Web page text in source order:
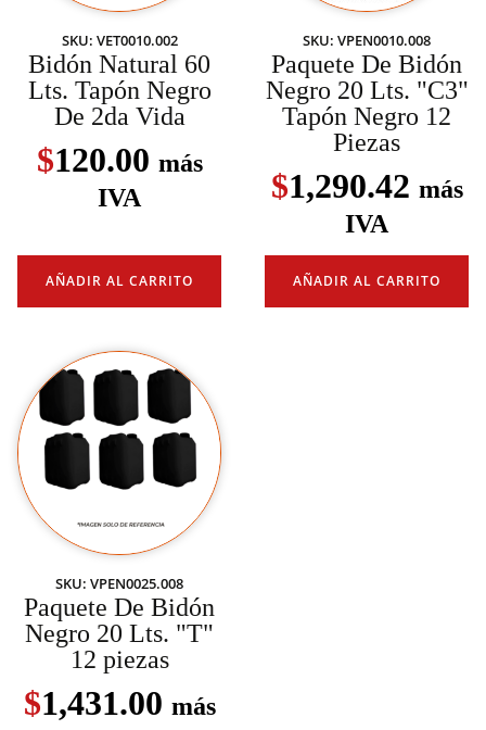
SKU: VET0010.002
Bidón Natural 60
Lts. Tapón Negro
De 2da Vida
$120.00 más
IVA
AÑADIR AL CARRITO
SKU: VPEN0010.008
Paquete De Bidón
Negro 20 Lts. "C3"
Tapón Negro 12
Piezas
$1,290.42 más
IVA
AÑADIR AL CARRITO
SKU: VPEN0025.008
Paquete De Bidón
Negro 20 Lts. "T"
12 piezas
$1,431.00 más